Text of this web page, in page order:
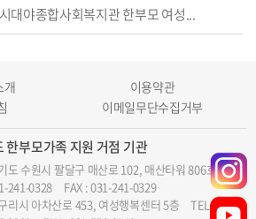
대야종합사회복지관 한부모 여성...
개
이용약관
이메일무단수집거부
한부모가족 지원 거점 기관
도 수원시 팔달구 매산로 102, 매산타워 806호
241-0328
FAX : 031-241-0329
리시 아차산로 453, 여성행복센터 5층
TEL : 070-